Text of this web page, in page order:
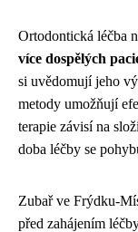
Ortodontická léčba
více dospělých
si uvědomují jeho
metody umožňují
terapie závisí na
doba léčby se
Zubař ve Frýdku-
před zahájením